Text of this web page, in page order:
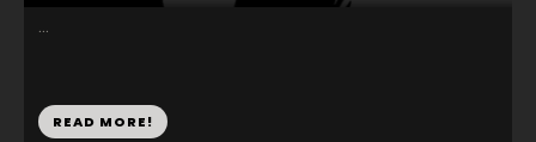
...
READ MORE!